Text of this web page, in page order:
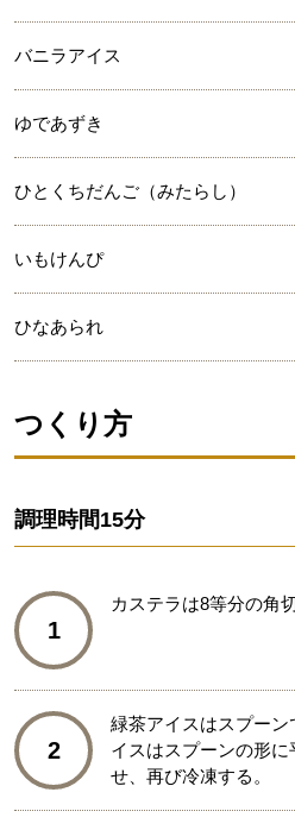
バニラアイス
ゆであずき
ひとくちだんご（みたらし）
いもけんぴ
ひなあられ
つくり方
調理時間15分
1
カステラは8等分の角
2
緑茶アイスはスプー
イスはスプーンの形
せ、再び冷凍する。